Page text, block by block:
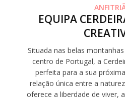
EQUIPA
Situada nas belas
centro de Portugal, a
perfeita para a sua
relação única entre a
oferece a liberdade de viver,